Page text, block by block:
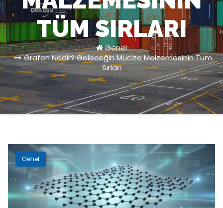
TÜM SIRLARI
Genel
Grafen Nedir? Geleceğin Mucize Malzemesinin Tüm
Sırları
Genel